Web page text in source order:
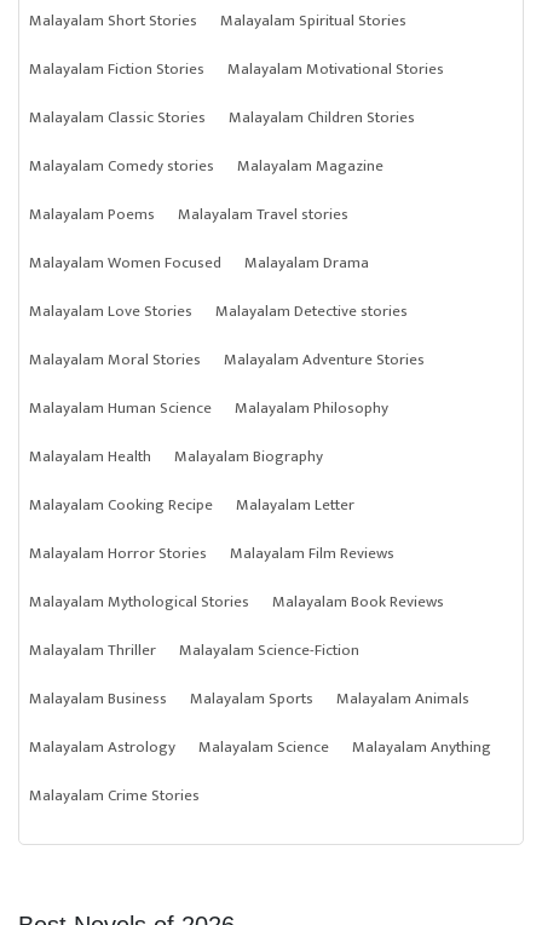
Malayalam Short Stories
Malayalam Spiritual Stories
Malayalam Fiction Stories
Malayalam Motivational Stories
Malayalam Classic Stories
Malayalam Children Stories
Malayalam Comedy stories
Malayalam Magazine
Malayalam Poems
Malayalam Travel stories
Malayalam Women Focused
Malayalam Drama
Malayalam Love Stories
Malayalam Detective stories
Malayalam Moral Stories
Malayalam Adventure Stories
Malayalam Human Science
Malayalam Philosophy
Malayalam Health
Malayalam Biography
Malayalam Cooking Recipe
Malayalam Letter
Malayalam Horror Stories
Malayalam Film Reviews
Malayalam Mythological Stories
Malayalam Book Reviews
Malayalam Thriller
Malayalam Science-Fiction
Malayalam Business
Malayalam Sports
Malayalam Animals
Malayalam Astrology
Malayalam Science
Malayalam Anything
Malayalam Crime Stories